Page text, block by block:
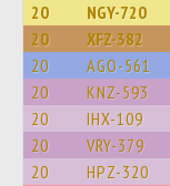
20 NGY-720
20 XFZ-382
20 AGO-561
20 KNZ-593
20 IHX-109
20 VRY-379
20 HPZ-320